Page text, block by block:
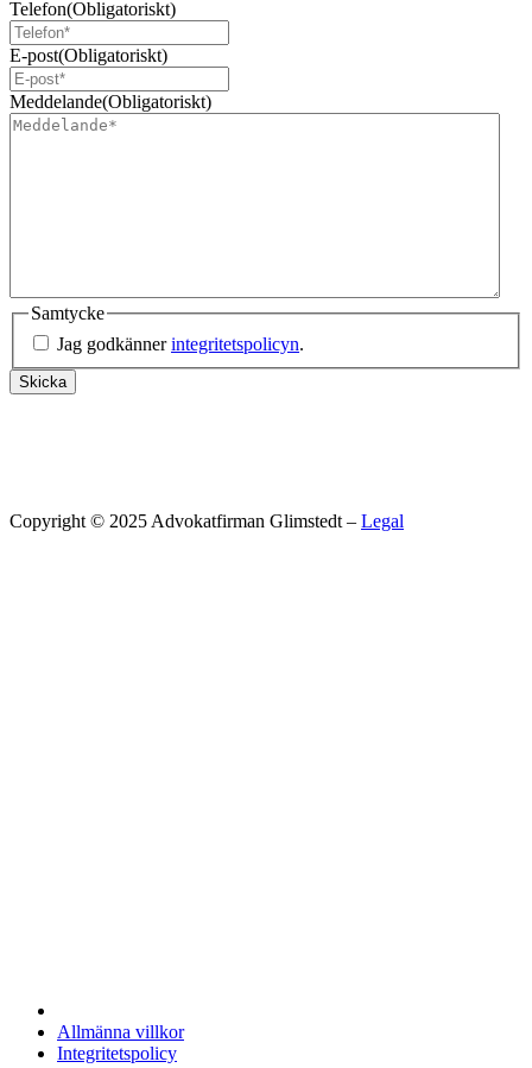
Telefon(Obligatoriskt)
E-post(Obligatoriskt)
Meddelande(Obligatoriskt)
Samtycke
Jag godkännerintegritetspolicyn.
Skicka
Copyright © 2025 Advokatfirman Glimstedt – Legal
Allmänna villkor
Integritetspolicy